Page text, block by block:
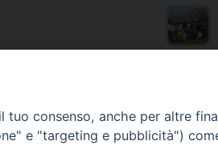
consenso, anche per altre
e "targeting e pubblicità")